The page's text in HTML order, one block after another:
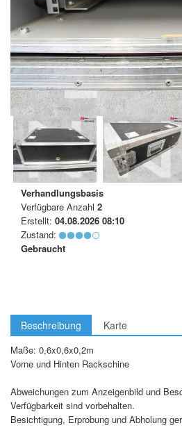
Verhandlungsbasis
Verfügbare Anzahl 2
Erstellt: 04.08.2026 08:10
Zustand:
Gebraucht
Beschreibung Karte
Maße: 0,6x0,6x0,2m
Vorne und Hinten Rackschine
Abweichungen zum Anzeigenbild und
Verfügbarkeit sind vorbehalten.
Besichtigung, Erprobung und Abholung